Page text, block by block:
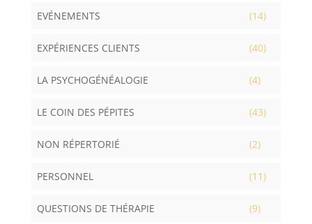
EVÉNEMENTS (14)
EXPÉRIENCES CLIENTS (40)
LA PSYCHOGÉNÉALOGIE (4)
LE COIN DES PÉPITES (43)
NON RÉPERTORIÉ (2)
PERSONNEL (11)
QUESTIONS DE THÉRAPIE (9)